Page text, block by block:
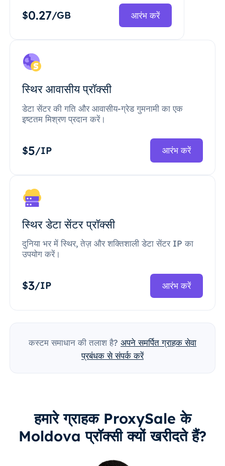
$0.27/GB आरंभ करें
स्थिर आवासीय प्रॉक्सी
डेटा सेंटर की गति और आवासीय-ग्रेड गुमनामी का एक
इष्टतम मिश्रण प्रदान करें।
$5/IP आरंभ करें
स्थिर डेटा सेंटर प्रॉक्सी
दुनिया भर में स्थिर, तेज़ और शक्तिशाली डेटा सेंटर IP का
उपयोग करें।
$3/IP आरंभ करें
कस्टम समाधान की तलाश है? अपने समर्पित ग्राहक सेवा
प्रबंधक से संपर्क करें
हमारे ग्राहक ProxySale के
Moldova प्रॉक्सी क्यों खरीदते हैं?